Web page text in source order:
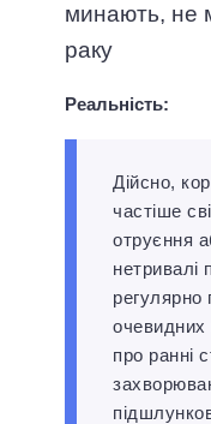
минають, не
раку
Реальність:
Дійсно,
частіше
отруєння
нетривалі
очевидних
про ранні